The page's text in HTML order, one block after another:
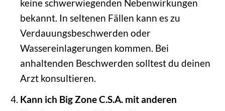
keine schwerwiegenden Nebenwirkungen
bekannt. In seltenen Fällen kann es zu
Verdauungsbeschwerden oder
Wassereinlagerungen kommen. Bei
anhaltenden Beschwerden solltest du deinen
Arzt konsultieren.
Kann ich Big Zone C.S.A. mit anderen